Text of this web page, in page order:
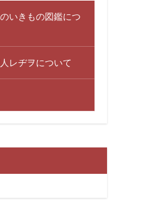
いきもの図鑑につ
レヂヲについて